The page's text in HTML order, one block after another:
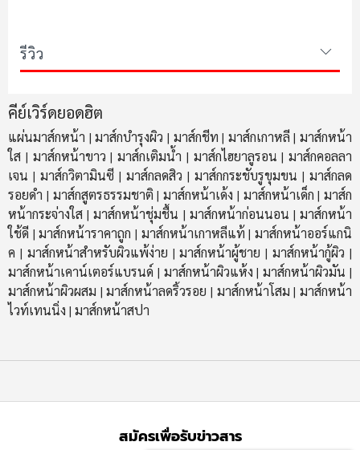
รีวิว
คีย์เวิร์ดยอดฮิต
แผ่นมาส์กหน้า |มาส์กบำรุงผิว | มาส์กชีท | มาส์กเกาหลี| มาส์กหน้า
ใส | มาส์กหน้าขาว | มาส์กเติมน้ำ | มาส์กไฮยาลูรอน | มาส์กคอลลา
เจน | มาส์กวิตามินซี | มาส์กลดสิว | มาส์กกระชับรูขุมขน | มาส์กลด
รอยดำ | มาส์กสูตรธรรมชาติ| มาส์กหน้าเด้ง | มาส์กหน้าเด็ก | มาส์ก
หน้ากระจ่างใส |มาส์กหน้าชุ่มชื้น | มาส์กหน้าก่อนนอน |มาส์กหน้า
ใช้ดี |มาส์กหน้าราคาถูก | มาส์กหน้าเกาหลีแท้ |มาส์กหน้าออร์แกนิ
ค | มาส์กหน้าสำหรับผิวแพ้ง่าย |มาส์กหน้าผู้ชาย |มาส์กหน้ากู้ผิว |
มาส์กหน้าเคาน์เตอร์แบรนด์ | มาส์กหน้าผิวแห้ง |มาส์กหน้าผิวมัน |
มาส์กหน้าผิวผสม |มาส์กหน้าลดริ้วรอย | มาส์กหน้าโสม |มาส์กหน้า
ไวท์เทนนิ่ง | มาส์กหน้าสปา
สมัครเพื่อรับข่าวสาร